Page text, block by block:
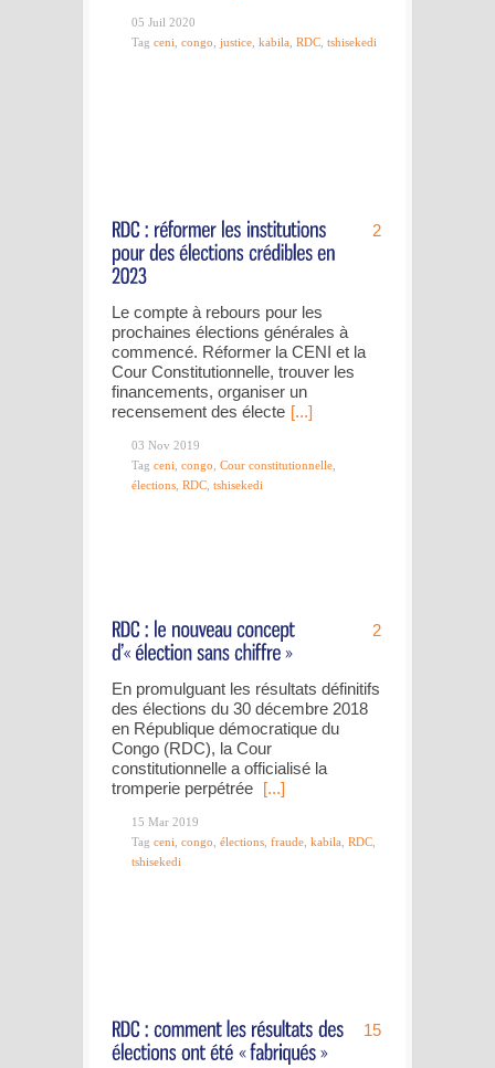
05 Juil 2020
Tag ceni congo justice kabila RDC tshisekedi
2
Le compte à rebours pour les
prochaines élections générales à
commencé. Réformer la CENI et la
Cour Constitutionnelle, trouver les
financements, organiser un
recensement des électe [...]
03 Nov 2019
Tag ceni, congo, Cour constitutionnelle,
élections, RDC, tshisekedi
2
En promulguant les résultats définitifs
des élections du 30 décembre 2018
en République démocratique du
Congo (RDC), la Cour
constitutionnelle a officialisé la
tromperie perpétrée [...]
15 Mar 2019
Tag ceni congo élections fraude kabila RDC
tshisekedi
15